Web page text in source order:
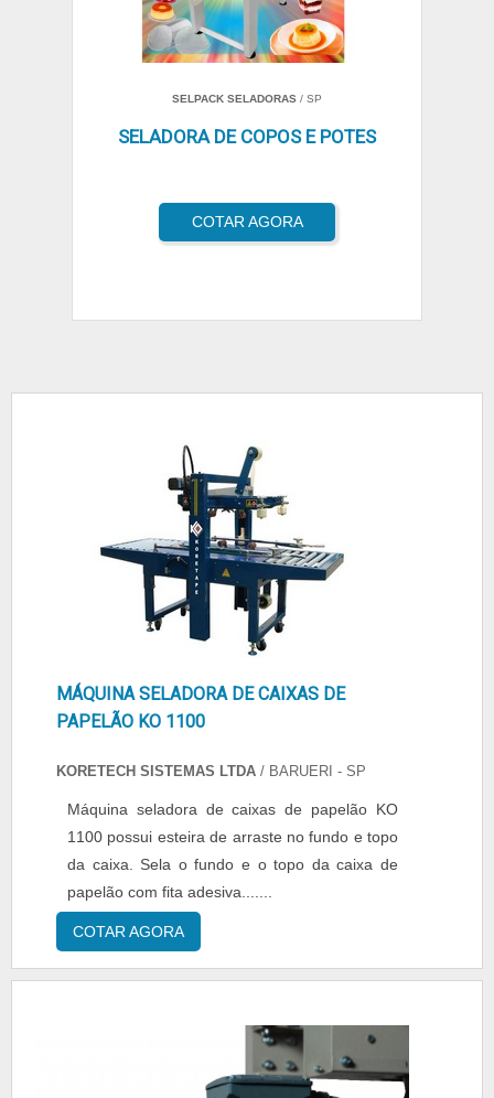
SELPACK SELADORAS / SP
SELADORA DE COPOS E POTES
COTAR AGORA
MÁQUINA SELADORA DE CAIXAS DE
PAPELÃO KO 1100
KORETECH SISTEMAS LTDA / BARUERI - SP
Máquina seladora de caixas de papelão KO
1100 possui esteira de arraste no fundo e topo
da caixa. Sela o fundo e o topo da caixa de
papelão com fita adesiva.......
COTAR AGORA